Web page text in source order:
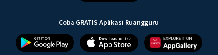
Coba GRATIS Aplikasi Ruangguru